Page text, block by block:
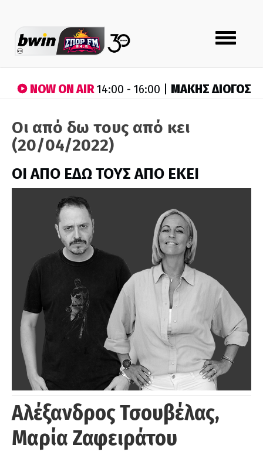
Toggle
navigation
NOW ON AIR14:00 - 16:00 | ΜΑΚΗΣ ΔΙΟΓΟΣ
Οι από δω τους από κει
(20/04/2022)
ΟΙ ΑΠΟ ΕΔΩ ΤΟΥΣ ΑΠΟ ΕΚΕΙ
Αλέξανδρος Τσουβέλας,
Μαρία Ζαφειράτου